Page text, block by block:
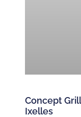
Concept
Ixelles